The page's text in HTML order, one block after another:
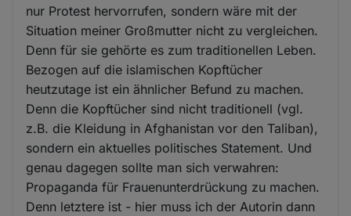
nur Protest hervorrufen, sondern wäre mit der
Situation meiner Großmutter nicht zu vergleichen.
Denn für sie gehörte es zum traditionellen Leben.
Bezogen auf die islamischen Kopftücher
heutzutage ist ein ähnlicher Befund zu machen.
Denn die Kopftücher sind nicht traditionell (vgl.
z.B. die Kleidung in Afghanistan vor den Taliban),
sondern ein aktuelles politisches Statement. Und
genau dagegen sollte man sich verwahren:
Propaganda für Frauenunterdrückung zu machen.
Denn letztere ist - hier muss ich der Autorin dann